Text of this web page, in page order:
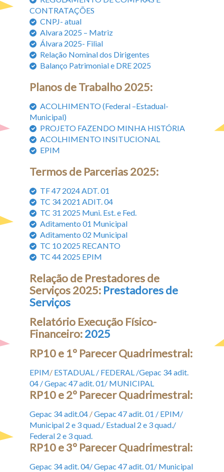
Transparência
CONTRATAÇÕES
CNPJ- atual
Alvara 2025 – Matriz
Álvara 2025- Filial
Relação Nominal dos Dirigentes
Balanço Patrimonial e DRE 2025
Planos de Trabalho 2025:
ACOLHIMENTO (Federal –Estadual-
Municipal)
PROJETO FAZENDO MINHA HISTÓRIA
ACOLHIMENTO INSITUCIONAL
EPIM
Termos de Parcerias 2025:
TF 47 2024 ADT. 01
TC 34 2021 ADIT. 04
TC 31 2025 Muni. Est. e Fed.
Aditamento 01 Municipal
Aditamento 02 Municipal
TC 10 2025 RECANTO
TC 44 2025 EPIM
Relação de Prestadores de
Serviços 2025: Prestadores de
Serviços
Relatório Execução Físico-
Financeiro:2025
RP10 e 1º Parecer Quadrimestral:
EPIM/ ESTADUAL / FEDERAL /Gepac 34 adit.
04 /Gepac 47 adit. 01/ MUNICIPAL
RP10 e 2º Parecer Quadrimestral:
Gepac 34 adit.04 /Gepac 47 adit. 01 / EPIM/
Municipal 2 e 3 quad./ Estadual 2 e 3 quad./
Federal 2 e 3 quad.
RP10 e 3º Parecer Quadrimestral:
Gepac 34 adit. 04/Gepac 47 adit. 01/ Municipal